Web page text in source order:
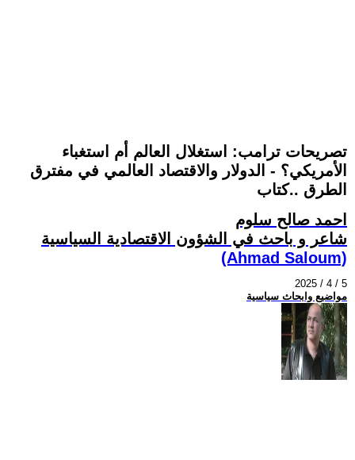
تصريحات ترامب: استغلال العالم أم استغباء
الأمريكي؟ - الدولار والاقتصاد العالمي في مفترق
الطرق ..كتاب
احمد صالح سلوم
شاعر و باحث في الشؤون الاقتصادية السياسية
(Ahmad Saloum)
2025 / 4 / 5
مواضيع وابحاث سياسية